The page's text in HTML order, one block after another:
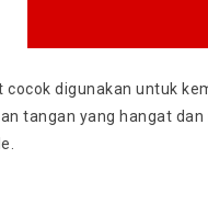
cocok digunakan untuk
tangan yang hangat